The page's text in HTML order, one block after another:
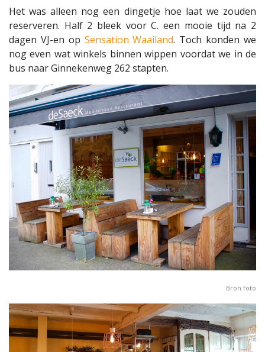
Het was alleen nog een dingetje hoe laat we zouden
reserveren. Half 2 bleek voor C. een mooie tijd na 2
dagen VJ-en op Sensation Waailand. Toch konden we
nog even wat winkels binnen wippen voordat we in de
bus naar Ginnekenweg 262 stapten.
Bron foto